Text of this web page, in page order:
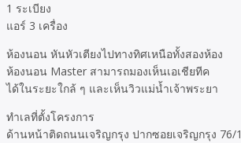
1 ระเบียง
แอร์ 3 เครื่อง
ห้องนอน หันหัวเตียงไปทางทิศเหนือทั้งสองห้อง
ห้องนอน Master สามารถมองเห็นเอเชียทีค
ได้ในระยะใกล้ ๆ และเห็นวิวแม่น้ำเจ้าพระยา
ทำเลที่ตั้งโครงการ
ด้านหน้าติดถนนเจริญกรุง ปากซอยเจริญกรุง 76/1